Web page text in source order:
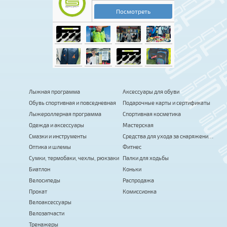
Лыжная программа
Обувь спортивная и повседневная
Лыжероллерная программа
Одежда и аксессуары
Смазки и инструменты
Оптика и шлемы
Сумки, термобаки, чехлы, рюкзаки
Биатлон
Велосипеды
Прокат
Велоаксессуары
Велозапчасти
Тренажеры
Аксессуары для обуви
Подарочные карты и сертификаты
Спортивная косметика
Мастерская
Средства для ухода за снаряжением
Фитнес
Палки для ходьбы
Коньки
Распродажа
Комиссионка